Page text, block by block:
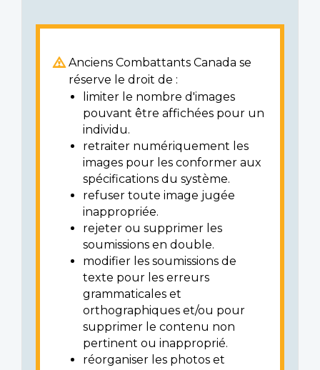
Anciens Combattants Canada se
réserve le droit de :
limiter le nombre d'images
pouvant être affichées pour un
individu.
retraiter numériquement les
images pour les conformer aux
spécifications du système.
refuser toute image jugée
inappropriée.
rejeter ou supprimer les
soumissions en double.
modifier les soumissions de
texte pour les erreurs
grammaticales et
orthographiques et/ou pour
supprimer le contenu non
pertinent ou inapproprié.
réorganiser les photos et